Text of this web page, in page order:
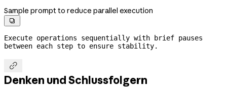
Sample prompt to reduce parallel execution

Execute operations sequentially with brief pauses
between each step to ensure stability.

Denken und Schlussfolgern